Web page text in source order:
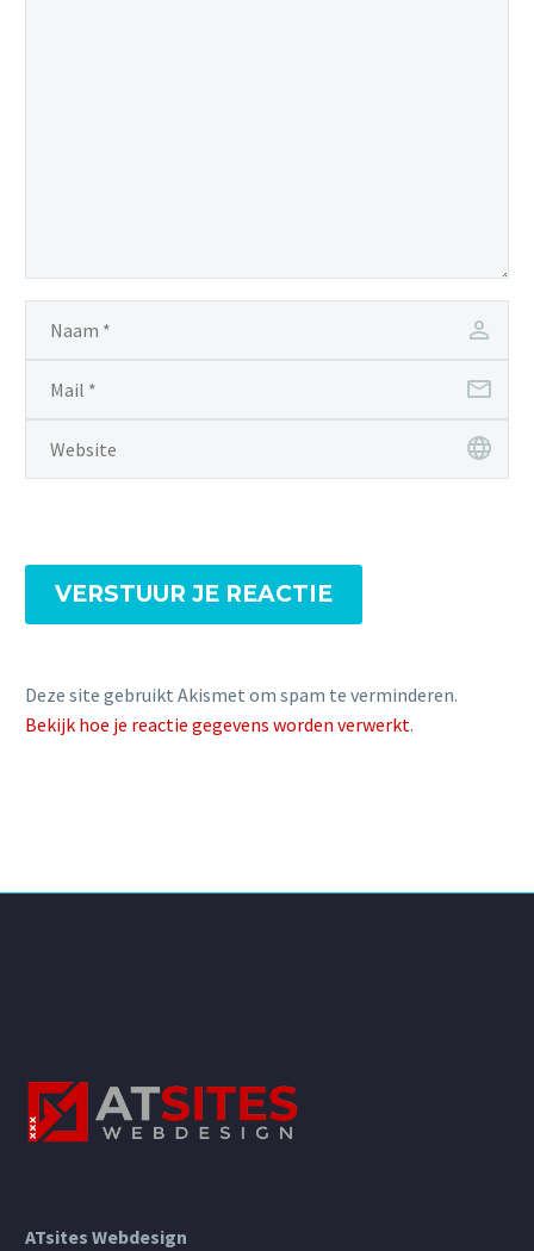
VERSTUUR JE REACTIE
Deze site gebruikt Akismet om spam te verminderen.
Bekijk hoe je reactie gegevens worden verwerkt.
ATsites Webdesign